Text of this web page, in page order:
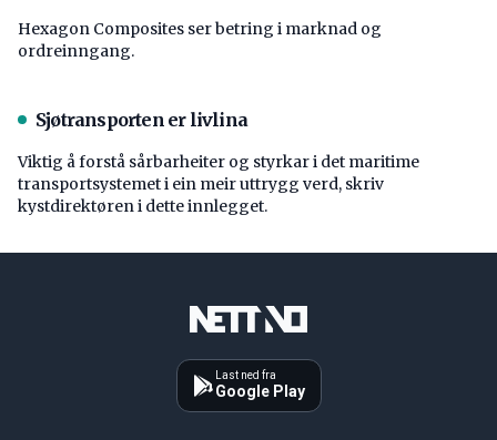
Hexagon Composites ser betring i marknad og
ordreinngang.
Sjøtransporten er livlina
Viktig å forstå ­sårbarheiter og styrkar i det maritime
transport­systemet i ein meir uttrygg verd, skriv
kystdirektøren i dette innlegget.
Last ned fra
Google Play